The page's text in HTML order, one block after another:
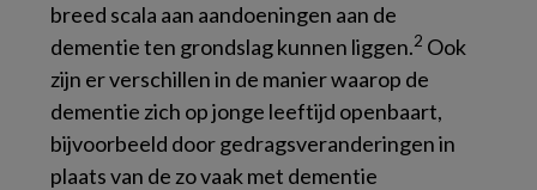
breed scala aan aandoeningen aan de
dementie ten grondslag kunnen liggen.2 Ook
zijn er verschillen in de manier waarop de
dementie zich op jonge leeftijd openbaart,
bijvoorbeeld door gedragsveranderingen in
plaats van de zo vaak met dementie